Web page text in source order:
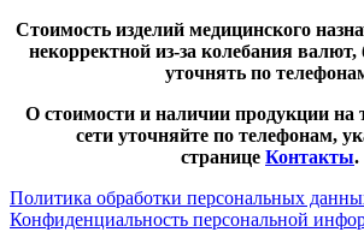
Стоимость изделий медицинского
некорректной из-за колебания
уточнять по
О стоимости и наличии продукции на
сети уточняйте по телефонам,
странице Контакты.
Политика обработки персональных
Конфиденциальность персональной